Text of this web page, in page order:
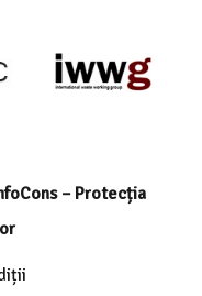
– Protecția